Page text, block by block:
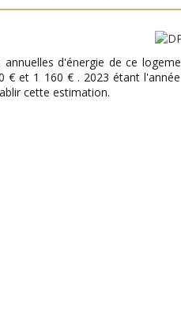
d'énergie de ce
€ et 1 160 € . 2023 étant
cette estimation.